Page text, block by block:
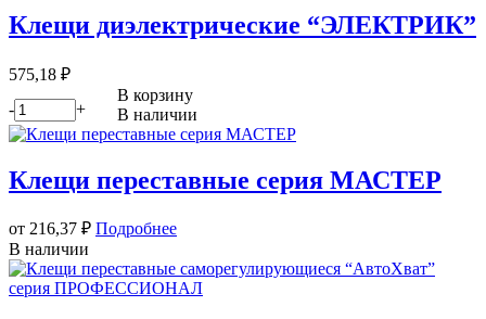
Клещи диэлектрические “ЭЛЕКТРИК”
575,18 ₽
-
+
В корзину
В наличии
Клещи переставные серия МАСТЕР
от 216,37 ₽ Подробнее
В наличии